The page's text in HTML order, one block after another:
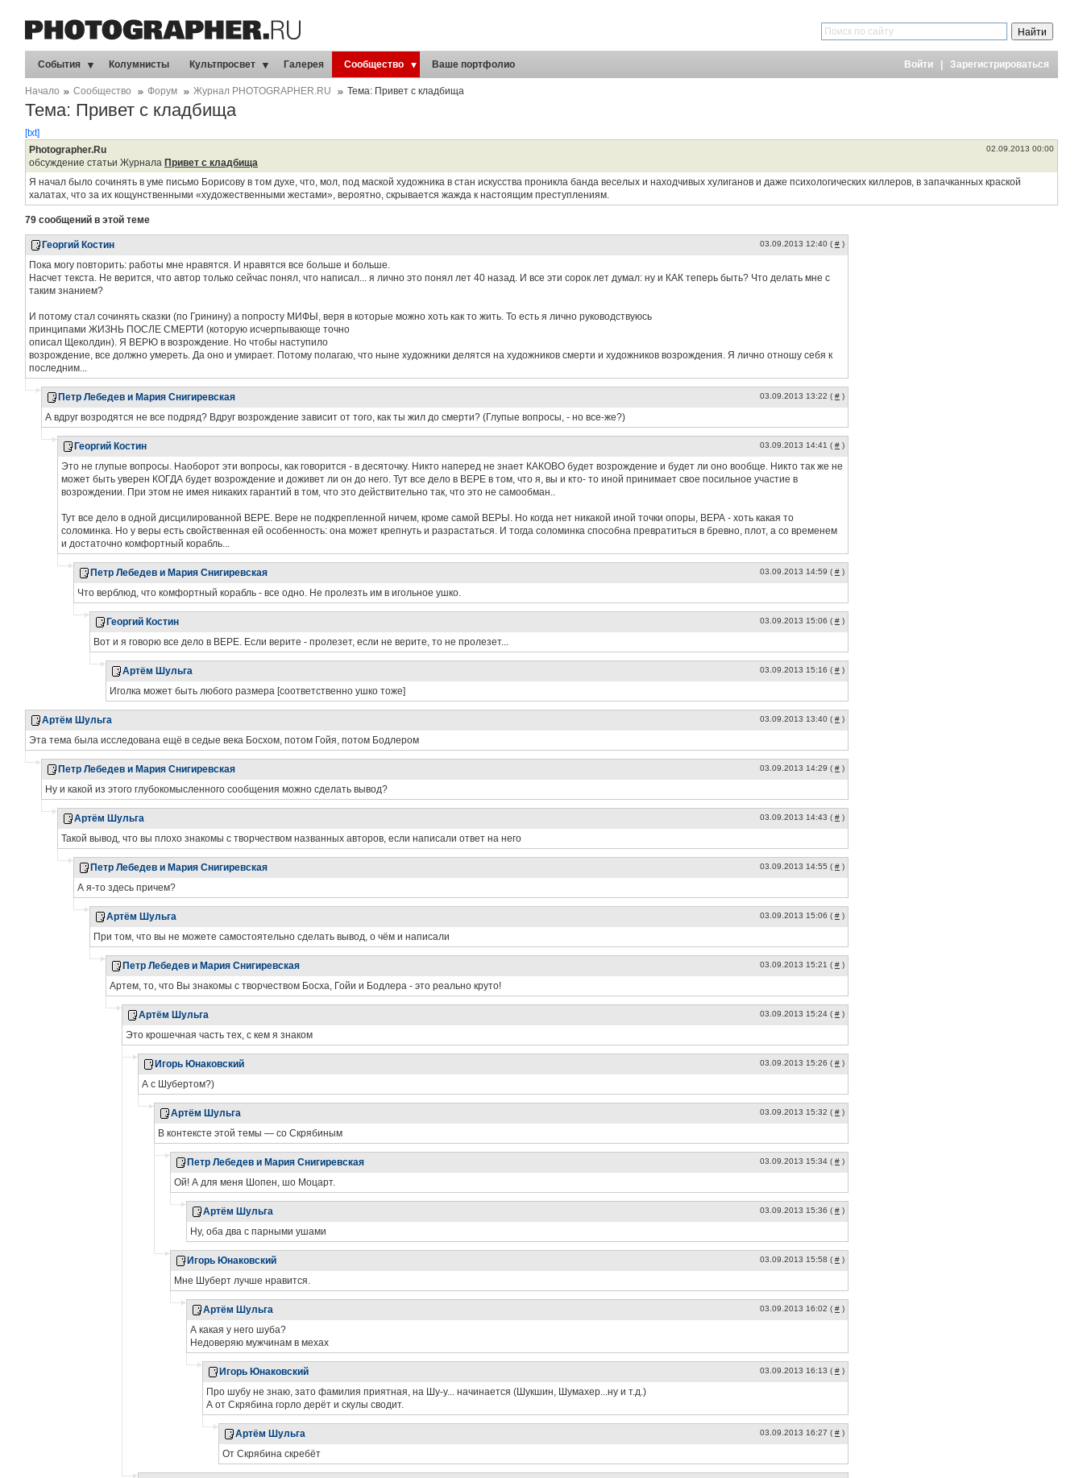
События Колумнисты Культпросвет Галерея Сообщество Ваше портфолио Войти Зарегистрироваться
Начало Сообщество Форум Журнал PHOTOGRAPHER.RU Тема: Привет с кладбища
Тема: Привет с кладбища
[txt]
Photographer.Ru
обсуждение статьи Журнала Привет с кладбища
02.09.2013 00:00
Я начал было сочинять в уме письмо Борисову в том духе, что, мол, под маской художника в стан искусства проникла банда веселых и находчивых хулиганов и даже психологических киллеров, в запачканных краской
халатах, что за их кощунственными «художественными жестами», вероятно, скрывается жажда к настоящим преступлениям.
79 сообщений в этой теме
Георгий Костин 03.09.2013 12:40 ( # )
Пока могу повторить: работы мне нравятся. И нравятся все больше и больше.
Насчет текста. Не верится, что автор только сейчас понял, что написал... я лично это понял лет 40 назад. И все эти сорок лет думал: ну и КАК теперь быть? Что делать мне с
таким знанием?
И потому стал сочинять сказки (по Гринину) а попросту МИФЫ, веря в которые можно хоть как то жить. То есть я лично руководствуюсь
принципами ЖИЗНЬ ПОСЛЕ СМЕРТИ (которую исчерпывающе точно
описал Щеколдин). Я ВЕРЮ в возрождение. Но чтобы наступило
возрождение, все должно умереть. Да оно и умирает. Потому полагаю, что ныне художники делятся на художников смерти и художников возрождения. Я лично отношу себя к
последним...
Петр Лебедев и Мария Снигиревская 03.09.2013 13:22 ( # )
А вдруг возродятся не все подряд? Вдруг возрождение зависит от того, как ты жил до смерти? (Глупые вопросы, - но все-же?)
Георгий Костин 03.09.2013 14:41 ( # )
Это не глупые вопросы. Наоборот эти вопросы, как говорится - в десяточку. Никто наперед не знает КАКОВО будет возрождение и будет ли оно вообще. Никто так же не
может быть уверен КОГДА будет возрождение и доживет ли он до него. Тут все дело в ВЕРЕ в том, что я, вы и кто- то иной принимает свое посильное участие в
возрождении. При этом не имея никаких гарантий в том, что это действительно так, что это не самообман..
Тут все дело в одной дисцилированной ВЕРЕ. Вере не подкрепленной ничем, кроме самой ВЕРЫ. Но когда нет никакой иной точки опоры, ВЕРА - хоть какая то
соломинка. Но у веры есть свойственная ей особенность: она может крепнуть и разрастаться. И тогда соломинка способна превратиться в бревно, плот, а со временем
и достаточно комфортный корабль...
Петр Лебедев и Мария Снигиревская 03.09.2013 14:59 ( # )
Что верблюд, что комфортный корабль - все одно. Не пролезть им в игольное ушко.
Георгий Костин 03.09.2013 15:06 ( # )
Вот и я говорю все дело в ВЕРЕ. Если верите - пролезет, если не верите, то не пролезет...
Артём Шульга 03.09.2013 15:16 ( # )
Иголка может быть любого размера [соответственно ушко тоже]
Артём Шульга 03.09.2013 13:40 ( # )
Эта тема была исследована ещё в седые века Босхом, потом Гойя, потом Бодлером
Петр Лебедев и Мария Снигиревская 03.09.2013 14:29 ( # )
Ну и какой из этого глубокомысленного сообщения можно сделать вывод?
Артём Шульга 03.09.2013 14:43 ( # )
Такой вывод, что вы плохо знакомы с творчеством названных авторов, если написали ответ на него
Петр Лебедев и Мария Снигиревская 03.09.2013 14:55 ( # )
А я-то здесь причем?
Артём Шульга 03.09.2013 15:06 ( # )
При том, что вы не можете самостоятельно сделать вывод, о чём и написали
Петр Лебедев и Мария Снигиревская 03.09.2013 15:21 ( # )
Артем, то, что Вы знакомы с творчеством Босха, Гойи и Бодлера - это реально круто!
Артём Шульга 03.09.2013 15:24 ( # )
Это крошечная часть тех, с кем я знаком
Игорь Юнаковский 03.09.2013 15:26 ( # )
А с Шубертом?)
Артём Шульга 03.09.2013 15:32 ( # )
В контексте этой темы — со Скрябиным
Петр Лебедев и Мария Снигиревская 03.09.2013 15:34 ( # )
Ой! А для меня Шопен, шо Моцарт.
Артём Шульга 03.09.2013 15:36 ( # )
Ну, оба два с парными ушами
Игорь Юнаковский 03.09.2013 15:58 ( # )
Мне Шуберт лучше нравится.
Артём Шульга 03.09.2013 16:02 ( # )
А какая у него шуба?
Недоверяю мужчинам в мехах
Игорь Юнаковский 03.09.2013 16:13 ( # )
Про шубу не знаю, зато фамилия приятная, на Шу-у... начинается (Шукшин, Шумахер...ну и т.д.)
А от Скрябина горло дерёт и скулы сводит.
Артём Шульга 03.09.2013 16:27 ( # )
От Скрябина скребёт